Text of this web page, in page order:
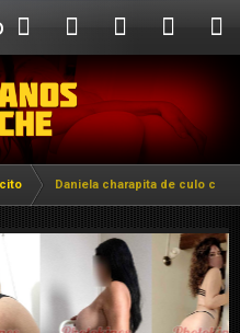
Daniela charapita de culo